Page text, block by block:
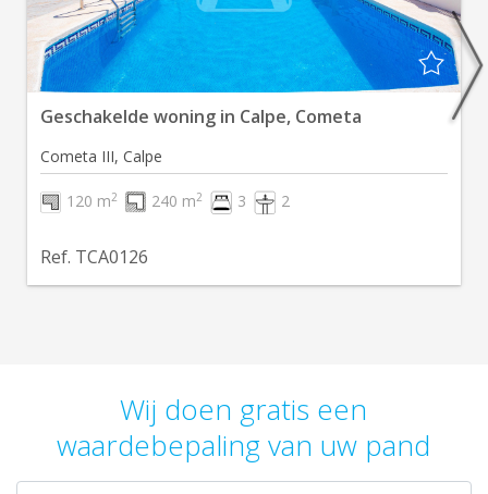
Geschakelde woning in Calpe, Cometa
Cometa III, Calpe
120 m2 240 m2 3 2
Ref. TCA0126
Wij doen gratis een
waardebepaling van uw pand